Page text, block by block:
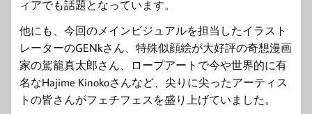
ィアでも話題となっています。
他にも、今回のメインビジュアルを担当したイラスト
レーターのGENkさん、特殊似顔絵が大好評の奇想漫画
家の駕籠真太郎さん、ロープアートで今や世界的に有
名なHajime Kinokoさんなど、尖りに尖ったアーティス
トの皆さんがフェチフェスを盛り上げていました。